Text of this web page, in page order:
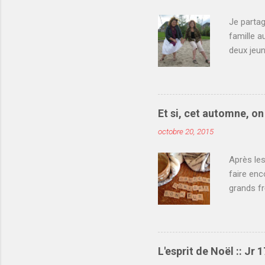
Je
famille
deux
pieds
pause
nous
permet
Et si, cet automne,
octobre 20, 2015
Après
faire
grands
tour de
matière
de
L'esprit de Noël :: Jr